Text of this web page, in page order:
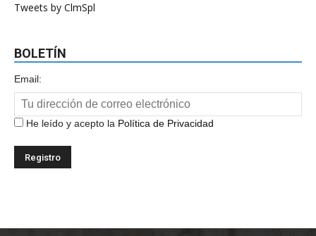
Tweets by ClmSpl
BOLETÍN
Email:
He leído y acepto la Política de Privacidad